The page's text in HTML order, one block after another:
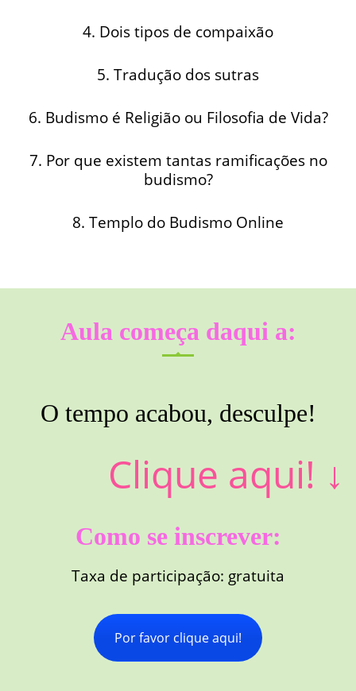
4. Dois tipos de compaixão
5. Tradução dos sutras
6. Budismo é Religião ou Filosofia de Vida?
7. Por que existem tantas ramificações no
budismo?
8. Templo do Budismo Online
Aula começa daqui a:
O tempo acabou, desculpe!
Clique aqui! ↓
Como se inscrever:
Taxa de participação: gratuita
Por favor clique aqui!